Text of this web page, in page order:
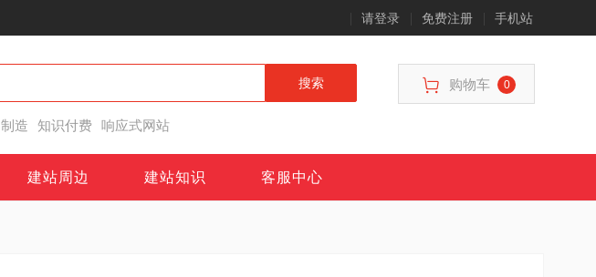
请登录 免费注册 手机站
搜索
制造 知识付费 响应式网站
购物车 0
建站周边 建站知识 客服中心